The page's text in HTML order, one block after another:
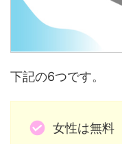
下記の6つです。
女性は無料